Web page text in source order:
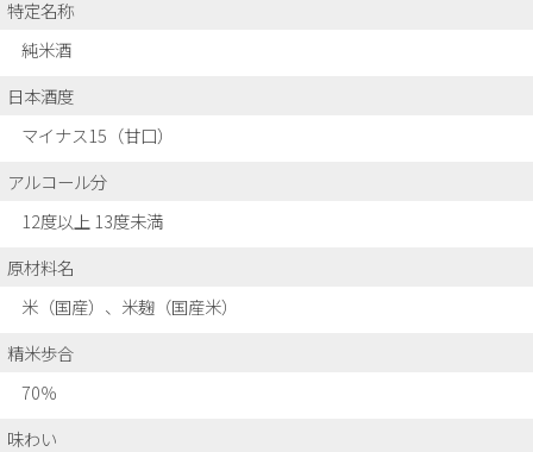
特定名称
純米酒
日本酒度
マイナス15（甘口）
アルコール分
12度以上 13度未満
原材料名
米（国産）、米麹（国産米）
精米歩合
70％
味わい